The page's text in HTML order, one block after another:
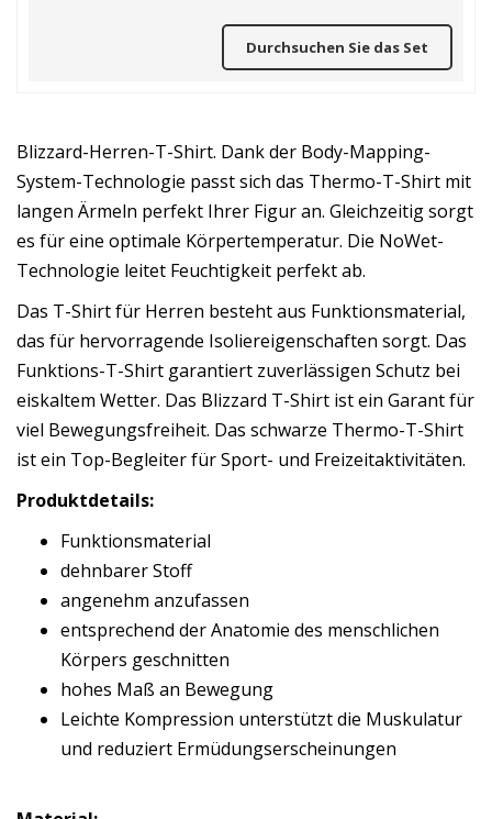
Durchsuchen Sie das Set
Blizzard-Herren-T-Shirt. Dank der Body-Mapping-
System-Technologie passt sich das Thermo-T-Shirt mit
langen Ärmeln perfekt Ihrer Figur an. Gleichzeitig sorgt
es für eine optimale Körpertemperatur. Die NoWet-
Technologie leitet Feuchtigkeit perfekt ab.
Das T-Shirt für Herren besteht aus Funktionsmaterial,
das für hervorragende Isoliereigenschaften sorgt. Das
Funktions-T-Shirt garantiert zuverlässigen Schutz bei
eiskaltem Wetter. Das Blizzard T-Shirt ist ein Garant für
viel Bewegungsfreiheit. Das schwarze Thermo-T-Shirt
ist ein Top-Begleiter für Sport- und Freizeitaktivitäten.
Produktdetails:
Funktionsmaterial
dehnbarer Stoff
angenehm anzufassen
entsprechend der Anatomie des menschlichen
Körpers geschnitten
hohes Maß an Bewegung
Leichte Kompression unterstützt die Muskulatur
und reduziert Ermüdungserscheinungen